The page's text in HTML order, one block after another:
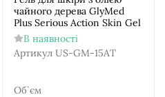
чайного дерева GlyMed
Plus Serious Action Skin Gel
В наявності
Артикул US-GM-15AT
Об`єм